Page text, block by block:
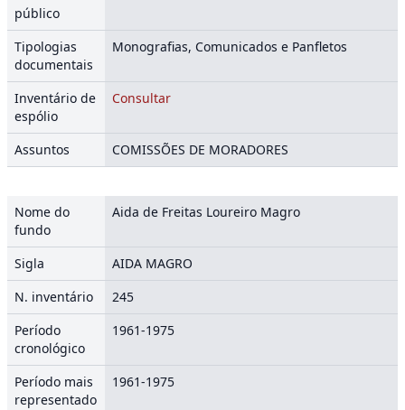
público
Tipologias
documentais
Monografias, Comunicados e Panfletos
Inventário de
espólio
Consultar
Assuntos COMISSÕES DE MORADORES
Nome do
fundo
Aida de Freitas Loureiro Magro
Sigla
AIDA MAGRO
N. inventário
245
Período
cronológico
1961-1975
Período mais
representado
1961-1975